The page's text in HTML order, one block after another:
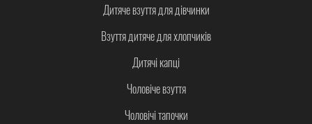
Дитяче взуття для дівчинки
Взуття дитяче для хлопчиків
Дитячі капці
Чоловіче взуття
Чоловічі тапочки